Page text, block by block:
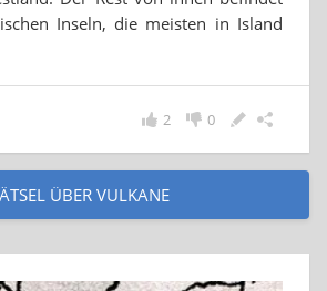
Inseln, die meisten in Island
0
2
ÜBER VULKANE